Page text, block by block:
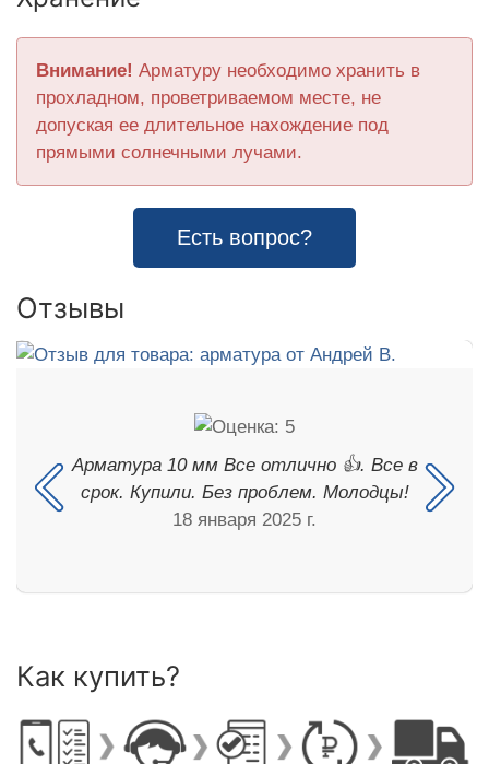
Внимание! Арматуру необходимо хранить в
прохладном, проветриваемом месте, не
допуская ее длительное нахождение под
прямыми солнечными лучами.
Есть вопрос?
Отзывы
Арматура 10 мм Все отлично 👍. Все в
срок. Купили. Без проблем. Молодцы!
18 января 2025 г.
Как купить?